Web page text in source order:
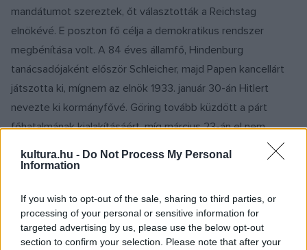
kultura.hu - Do Not Process My Personal
Information
If you wish to opt-out of the sale, sharing to third parties, or
processing of your personal or sensitive information for
targeted advertising by us, please use the below opt-out
section to confirm your selection. Please note that after your
mandátumot szereztek, őt választották a Reichstag
elnökévé. E poszton fő célja a demokratikus rendszer
megbénítása volt. A 84 éves államfő, Hindenburg
tanácsadójaként először Schleicher, majd Papen kancellárt
játszotta ki, mígnem az elnök 1933. január 30-án Hitlert
nevezte ki kormányfővé. Göring tovább küzdött a párt
főhatalmának kialakításáért, míg március 23-án el nem
fogadták a törvényt, amely Hitlert diktátori hatalommal
ruházta fel. Ezután porosz belügyminiszter, majd
Gestapo, a titkosrendőrség felállítására használta fel. Az
ellenzékiek `átnevelésére` koncentrációs táborokat (KZ)
hozott létre. Hitler leglojálisabb támogatójaként halmozta az